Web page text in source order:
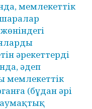
мемлекеттік
әрекеттерді
әдеп
мемлекеттік
(бұдан әрі
аумақтық